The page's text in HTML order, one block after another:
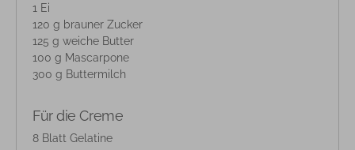
1 Ei
120 g brauner Zucker
125 g weiche Butter
100 g Mascarpone
300 g Buttermilch
Für die Creme
8 Blatt Gelatine